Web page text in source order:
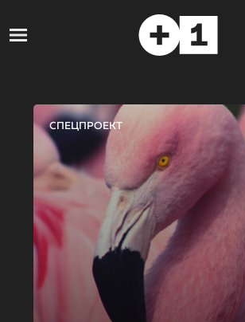
СПЕЦПРОЕКТ